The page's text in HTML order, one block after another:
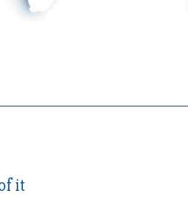
it